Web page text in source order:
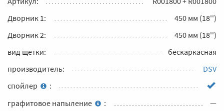
Дворник 1:
450 мм (18'')
Дворник 2:
450 мм (18'')
вид щетки:
бескаркасная
производитель:
DSV
спойлер
:
графитовое напыление
: —